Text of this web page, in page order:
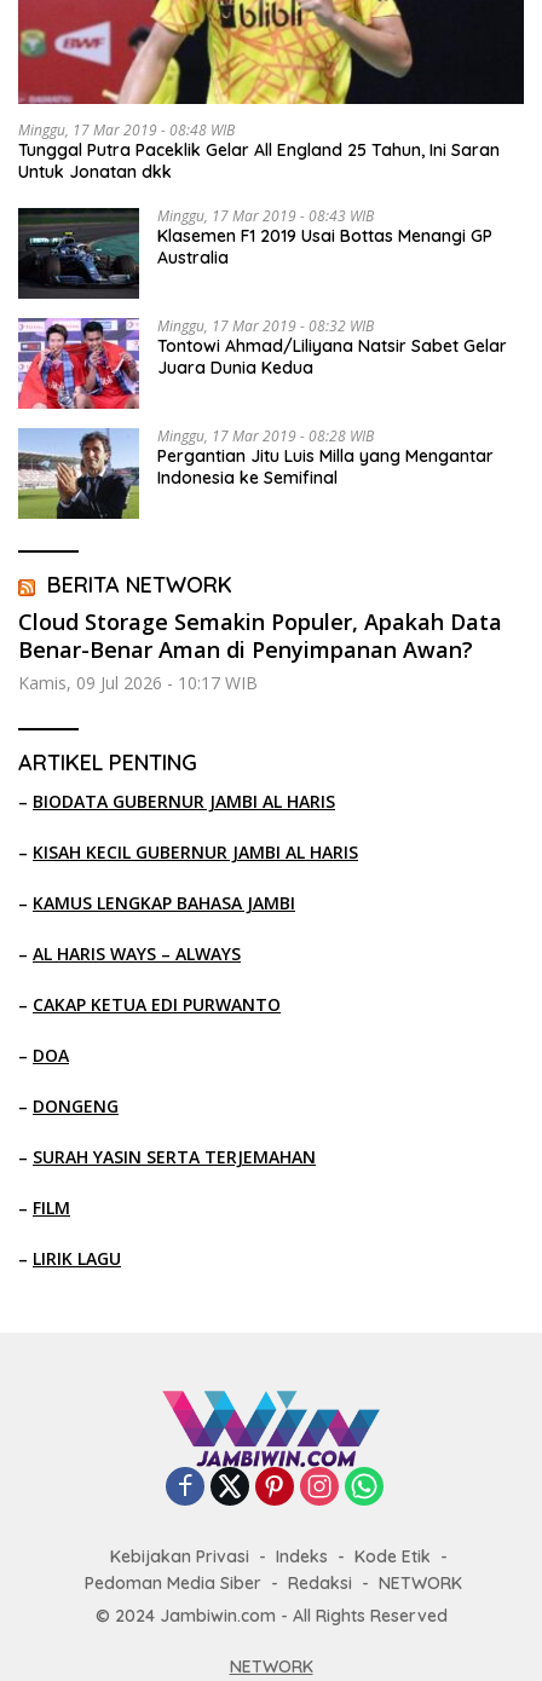
Minggu, 17 Mar 2019 - 08:48 WIB
Tunggal Putra Paceklik Gelar All England 25 Tahun, Ini Saran
Untuk Jonatan dkk
Minggu, 17 Mar 2019 - 08:43 WIB
Klasemen F1 2019 Usai Bottas Menangi GP
Australia
Minggu, 17 Mar 2019 - 08:32 WIB
Tontowi Ahmad/Liliyana Natsir Sabet Gelar
Juara Dunia Kedua
Minggu, 17 Mar 2019 - 08:28 WIB
Pergantian Jitu Luis Milla yang Mengantar
Indonesia ke Semifinal
BERITA NETWORK
Cloud Storage Semakin Populer, Apakah Data
Benar-Benar Aman di Penyimpanan Awan?
Kamis, 09 Jul 2026 - 10:17 WIB
ARTIKEL PENTING
– BIODATA GUBERNUR JAMBI AL HARIS
– KISAH KECIL GUBERNUR JAMBI AL HARIS
– KAMUS LENGKAP BAHASA JAMBI
– AL HARIS WAYS – ALWAYS
– CAKAP KETUA EDI PURWANTO
– DOA
– DONGENG
– SURAH YASIN SERTA TERJEMAHAN
– FILM
– LIRIK LAGU
Kebijakan Privasi Indeks
Kode Etik
Pedoman Media Siber
Redaksi
NETWORK
© 2024 Jambiwin.com - All Rights Reserved
NETWORK